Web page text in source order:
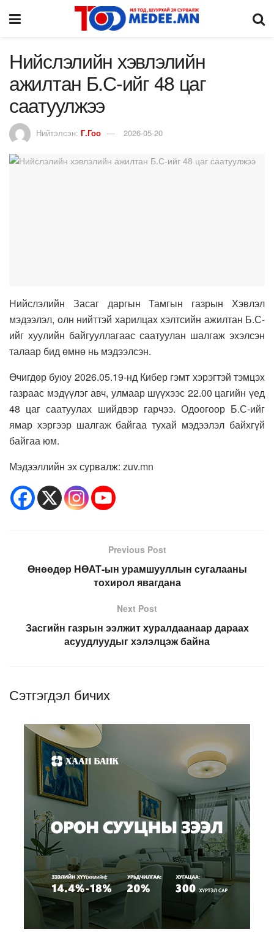
Нийслэлийн хэвлэлийн
ажилтан Б.С-ийг 48 цаг
саатуулжээ
Нийтэлсэн: Г.Гоо 2026-05-20
Нийслэлийн Засаг даргын Тамгын газрын Хэвлэл
мэдээлэл, олн нийттэй харилцах хэлтсийн ажилтан Б.С-
ийг хуулийн байгууллагаас саатуулан шалгаж эхэлсэн
талаар бид өмнө нь мэдээлсэн.
Өчигдөр буюу 2026.05.19-нд Кибер гэмт хэрэгтэй тэмцэх
газраас мэдүүлэг авч, улмаар шүүхээс 22.00 цагийн үед
48 цаг саатуулах шийдвэр гарчээ. Одоогоор Б.С-ийг
ямар хэргээр шалгаж байгаа тухай мэдээлэл байхгүй
байгаа юм.
Мэдээллийн эх сурвалж: zuv.mn
Previous Post
Өнөөдөр НӨАТ-ын урамшууллын сугалааны
тохирол явагдана
Next Post
Засгийн газрын ээлжит хуралдаанаар дараах
асуудлуудыг хэлэлцэж байна
Сэтгэгдэл бичих